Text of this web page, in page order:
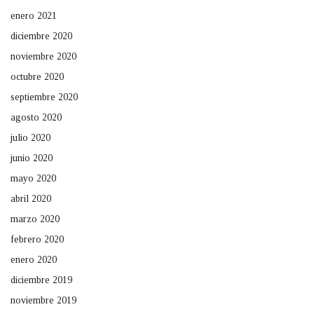
enero 2021
diciembre 2020
noviembre 2020
octubre 2020
septiembre 2020
agosto 2020
julio 2020
junio 2020
mayo 2020
abril 2020
marzo 2020
febrero 2020
enero 2020
diciembre 2019
noviembre 2019